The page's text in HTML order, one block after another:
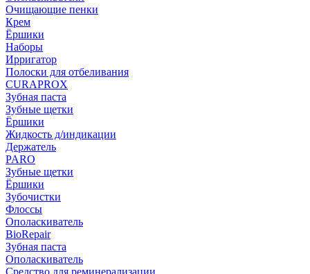
Очищающие пенки
Крем
Ёршики
Наборы
Ирригатор
Полоски для отбеливания
CURAPROX
Зубная паста
Зубные щетки
Ёршики
Жидкость д/индикации
Держатель
PARO
Зубные щетки
Ёршики
Зубочистки
Флоссы
Ополаскиватель
BioRepair
Зубная паста
Ополаскиватель
Средство для реминерализации